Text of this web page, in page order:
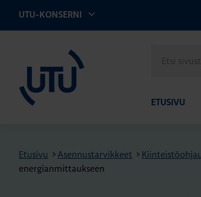
UTU-KONSERNI
sivustolta
ETUSIVU
Etusivu >Asennustarvikkeet >
energianmittaukseen